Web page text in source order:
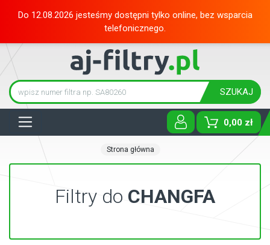
Do 12.08.2026 jesteśmy dostępni tylko online, bez wsparcia
telefonicznego.
SZUKAJ
0,00 zł
Strona główna
Filtry do CHANGFA